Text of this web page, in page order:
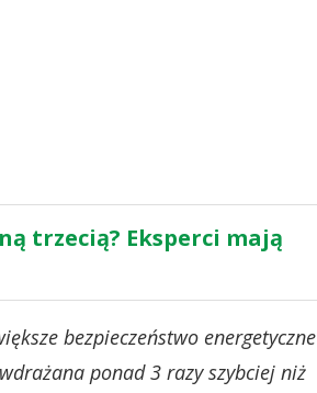
trzecią? Eksperci mają
bezpieczeństwo energetyczne
ponad 3 razy szybciej niż